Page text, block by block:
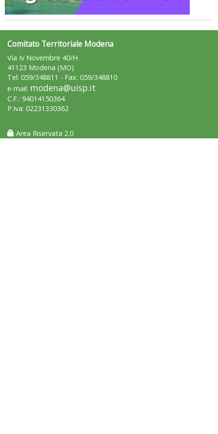
Comitato Territoriale Modena
Via Iv Novembre 40/H
41123 Modena (MO)
Tel: 059/348811 - Fax: 059/348810
e-mail: modena@uisp.it
C.F.: 94014150364
P.Iva: 02231330362
Area Riservata 2.0